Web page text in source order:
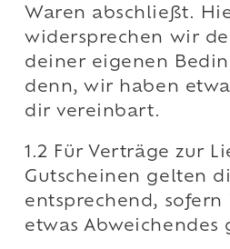
Waren abschließt.
widersprechen wir
deiner eigenen
denn, wir haben
dir vereinbart.
1.2 Für Verträge zur
Gutscheinen gelten
entsprechend,
etwas Abweichendes